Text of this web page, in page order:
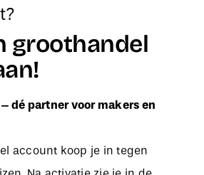
groothandel
dé partner voor makers en
account koop je in tegen
Na activatie zie je in de
aangepaste B2B-prijzen, zodat